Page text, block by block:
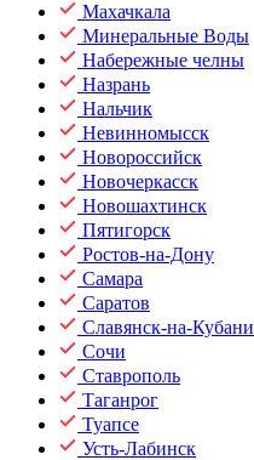
Махачкала
Минеральные Воды
Набережные челны
Назрань
Нальчик
Невинномысск
Новороссийск
Новочеркасск
Новошахтинск
Пятигорск
Ростов-на-Дону
Самара
Саратов
Славянск-на-Кубани
Сочи
Ставрополь
Таганрог
Туапсе
Усть-Лабинск